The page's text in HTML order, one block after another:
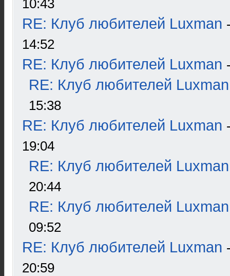
10:43
RE: Клуб любителей Luxman
14:52
RE: Клуб любителей Luxman
RE: Клуб любителей Luxman
15:38
RE: Клуб любителей Luxman
19:04
RE: Клуб любителей Luxman
20:44
RE: Клуб любителей Luxman
09:52
RE: Клуб любителей Luxman
20:59